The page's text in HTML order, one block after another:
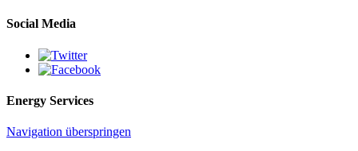
Social Media
Energy Services
Navigation überspringen